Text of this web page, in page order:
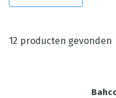
12 producten gevonden